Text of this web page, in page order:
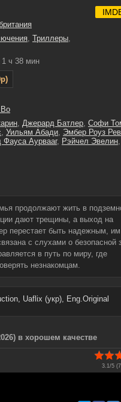
, Триллеры,
1 ч 38 мин
, Джерард Батлер, Софи
, Уильям Абади, Эмбер Роуз
Фауса Аурвааг, Рэйчел Эвелин,
продолжают жить в
дают трещины, а выход на
перестает быть надежным, им
с слухами о безопасной
в путь по миру, где
незнакомцам.
Uaflix (укр), Eng.Original
в хорошем качестве
3.1/5 (